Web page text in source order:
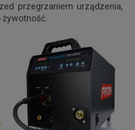
przegrzaniem urządzenia,
żywotność.